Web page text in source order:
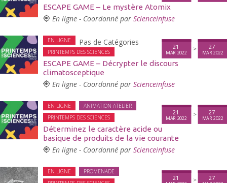
ESCAPE GAME – Le mystère Atomix
En ligne - Coordonné par Scienceinfuse
EN LIGNE Pas de Catégories
PRINTEMPS DES SCIENCES
ESCAPE GAME – Décrypter le discours
climatosceptique
21
MAR 2022
> 27
MAR 2022
En ligne - Coordonné par Scienceinfuse
EN LIGNE
ANIMATION-ATELIER
PRINTEMPS DES SCIENCES
Déterminez le caractère acide ou
basique de produits de la vie courante
21
MAR 2022
> 27
MAR 2022
En ligne - Coordonné par Scienceinfuse
EN LIGNE
PROMENADE
21 > 27